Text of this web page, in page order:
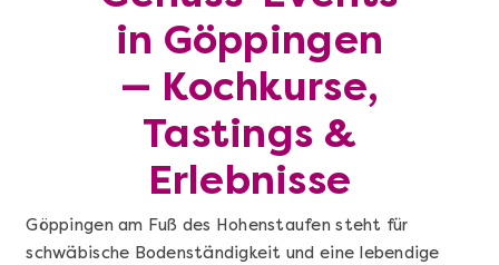
in Göppingen
— Kochkurse,
Tastings &
Erlebnisse
Göppingen am Fuß des Hohenstaufen steht für
schwäbische Bodenständigkeit und eine lebendige